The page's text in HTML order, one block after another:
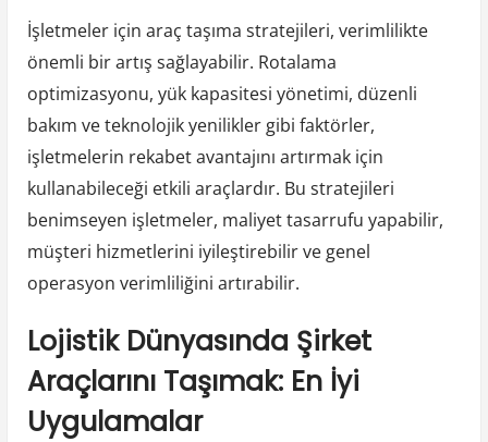
İşletmeler için araç taşıma stratejileri, verimlilikte
önemli bir artış sağlayabilir. Rotalama
optimizasyonu, yük kapasitesi yönetimi, düzenli
bakım ve teknolojik yenilikler gibi faktörler,
işletmelerin rekabet avantajını artırmak için
kullanabileceği etkili araçlardır. Bu stratejileri
benimseyen işletmeler, maliyet tasarrufu yapabilir,
müşteri hizmetlerini iyileştirebilir ve genel
operasyon verimliliğini artırabilir.
Lojistik Dünyasında Şirket
Araçlarını Taşımak: En İyi
Uygulamalar